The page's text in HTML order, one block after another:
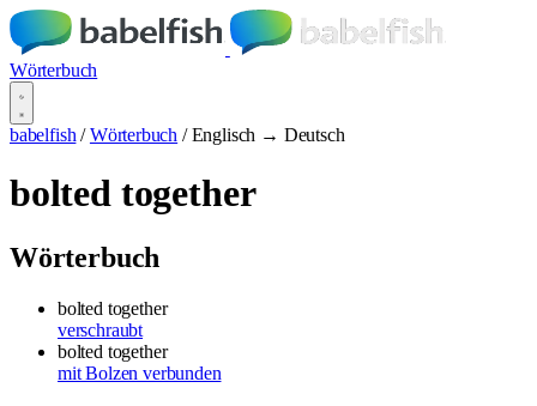
Wörterbuch
babelfish / Wörterbuch / Englisch → Deutsch
bolted together
Wörterbuch
bolted together
verschraubt
bolted together
mit Bolzen verbunden